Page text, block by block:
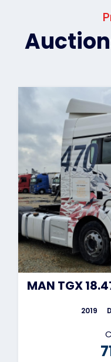
MAN TGX
2019